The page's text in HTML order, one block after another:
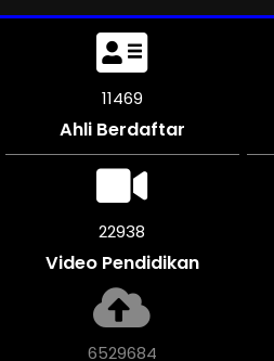
11500
Ahli Berdaftar
24030
Video Pendidikan
6838832